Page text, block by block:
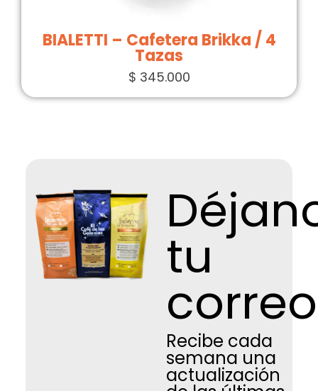
BIALETTI – Cafetera Brikka / 4
Tazas
$ 345.000
tu
correo
Recibe cada
semana una
actualización